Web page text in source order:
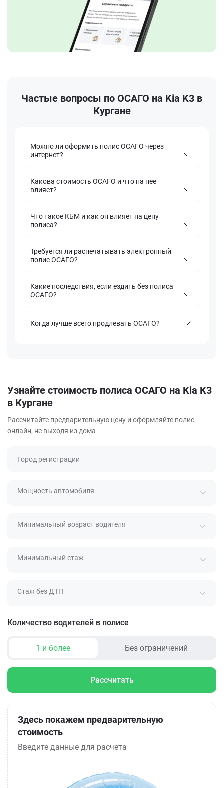
Частые вопросы по ОСАГО на Kia K3 в
Кургане
Можно ли оформить полис ОСАГО через
интернет?
Какова стоимость ОСАГО и что на нее
влияет?
Что такое КБМ и как он влияет на цену
полиса?
Требуется ли распечатывать электронный
полис ОСАГО?
Какие последствия, если ездить без полиса
ОСАГО?
Когда лучше всего продлевать ОСАГО?
Узнайте стоимость полиса ОСАГО на Kia K3
в Кургане
Рассчитайте предварительную цену и оформляйте полис
онлайн, не выходя из дома
Город регистрации
Мощность автомобиля
Минимальный возраст водителя
Минимальный стаж
Стаж без ДТП
Количество водителей в полисе
1 и более Без ограничений
Рассчитать
Здесь покажем предварительную
стоимость
Введите данные для расчета